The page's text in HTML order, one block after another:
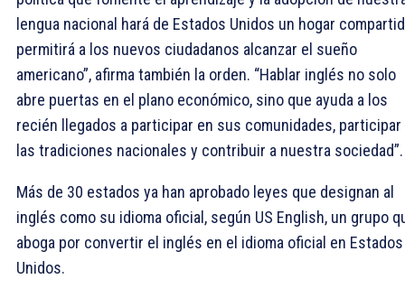
lengua nacional hará de Estados Unidos un hogar
permitirá a los nuevos ciudadanos alcanzar el sueño
americano”, afirma también la orden. “Hablar inglés no solo
abre puertas en el plano económico, sino que ayuda a los
recién llegados a participar en sus comunidades, participar
las tradiciones nacionales y contribuir a nuestra sociedad”.
Más de 30 estados ya han aprobado leyes que designan al
inglés como su idioma oficial, según US English, un grupo
aboga por convertir el inglés en el idioma oficial en Estados
Unidos.